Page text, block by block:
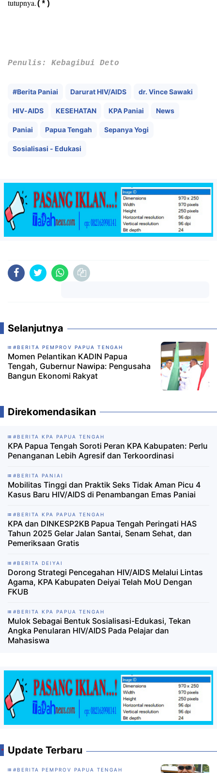
tutupnya.(*)
Penulis: Kebagibui Deto
#Berita Paniai Darurat HIV/AIDS dr. Vince Sawaki
HIV-AIDS KESEHATAN KPA Paniai News
Paniai Papua Tengah Sepanya Yogi
Sosialisasi - Edukasi
Selanjutnya
#BERITA PEMPROV PAPUA TENGAH
Momen Pelantikan KADIN Papua
Tengah, Gubernur Nawipa: Pengusaha
Bangun Ekonomi Rakyat
Direkomendasikan
#BERITA KPA PAPUA TENGAH
KPA Papua Tengah Soroti Peran KPA Kabupaten: Perlu
Penanganan Lebih Agresif dan Terkoordinasi
#BERITA PANIAI
Mobilitas Tinggi dan Praktik Seks Tidak Aman Picu 4
Kasus Baru HIV/AIDS di Penambangan Emas Paniai
#BERITA KPA PAPUA TENGAH
KPA dan DINKESP2KB Papua Tengah Peringati HAS
Tahun 2025 Gelar Jalan Santai, Senam Sehat, dan
Pemeriksaan Gratis
#BERITA DEIYAI
Dorong Strategi Pencegahan HIV/AIDS Melalui Lintas
Agama, KPA Kabupaten Deiyai Telah MoU Dengan
FKUB
#BERITA KPA PAPUA TENGAH
Mulok Sebagai Bentuk Sosialisasi-Edukasi, Tekan
Angka Penularan HIV/AIDS Pada Pelajar dan
Mahasiswa
Update Terbaru
#BERITA PEMPROV PAPUA TENGAH